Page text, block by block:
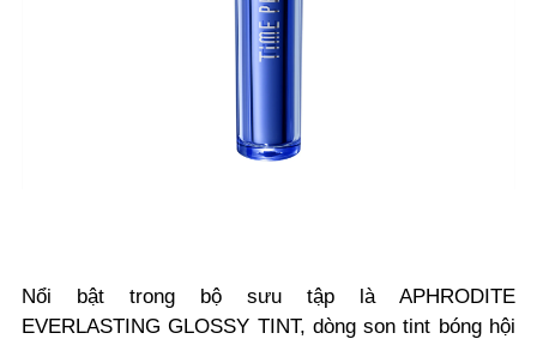
Nổi bật trong bộ sưu tập là APHRODITE
EVERLASTING GLOSSY TINT, dòng son tint bóng hội